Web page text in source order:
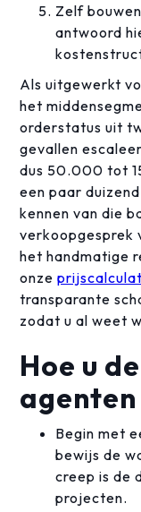
Zelf
antwoord
Als uitgewerkt
het
orderstatus uit
gevallen
dus 50.000 tot
een paar
kennen van die
verkoopgesprek
het handmatige
onze
transparante
zodat u al weet
Hoe u
Begin met
bewijs de
creep is de
projecten.